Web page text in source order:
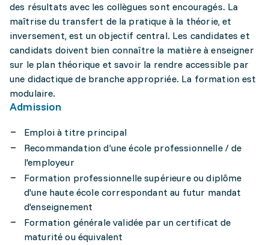
des résultats avec les collègues sont encouragés. La
maîtrise du transfert de la pratique à la théorie, et
inversement, est un objectif central. Les candidates et
candidats doivent bien connaître la matière à enseigner
sur le plan théorique et savoir la rendre accessible par
une didactique de branche appropriée. La formation est
modulaire.
Admission
Emploi à titre principal
Recommandation d’une école professionnelle / de
l'employeur
Formation professionnelle supérieure ou diplôme
d'une haute école correspondant au futur mandat
d'enseignement
Formation générale validée par un certificat de
maturité ou équivalent